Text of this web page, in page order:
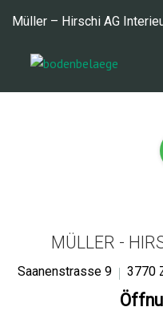
Inhalt
Müller – Hirschi AG
MÜLLER -
Saanenstrasse 9 3770